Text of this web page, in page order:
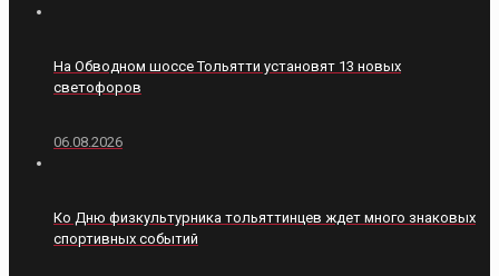
На Обводном шоссе Тольятти установят 13 новых
светофоров
06.08.2026
Ко Дню физкультурника тольяттинцев ждет много знаковых
спортивных событий